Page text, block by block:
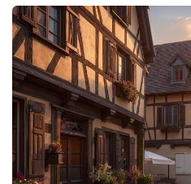
:
OPTIMISER
VOTRE
BUSINESS
À
COLMAR